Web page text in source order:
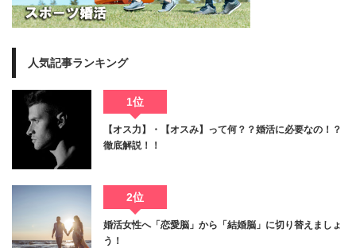
人気記事ランキング
1位
【オス力】・【オスみ】って何？？婚活に必要なの！？
徹底解説！！
2位
婚活女性へ「恋愛脳」から「結婚脳」に切り替えましょ
う！